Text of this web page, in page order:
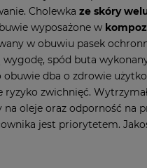
Cholewka ze skóry
wyposażone w
w obuwiu pasek
spód buta
dba o zdrowie
ryzyko zwichnięć.
oleje oraz odporność na
jest priorytetem.